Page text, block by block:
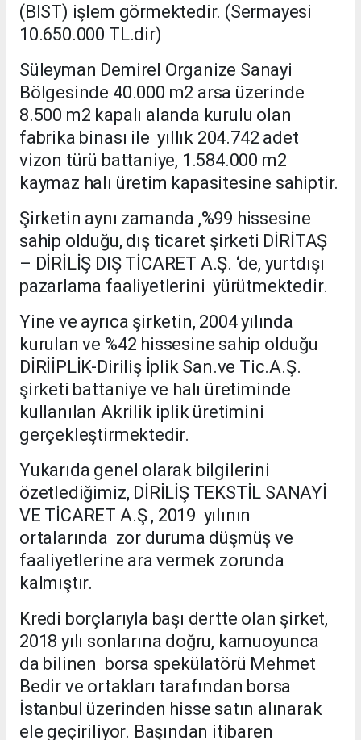
(BIST) işlem görmektedir. (Sermayesi
10.650.000 TL.dir)
Süleyman Demirel Organize Sanayi
Bölgesinde 40.000 m2 arsa üzerinde
8.500 m2 kapalı alanda kurulu olan
fabrika binası ile yıllık 204.742 adet
vizon türü battaniye, 1.584.000 m2
kaymaz halı üretim kapasitesine sahiptir.
Şirketin aynı zamanda ,%99 hissesine
sahip olduğu, dış ticaret şirketi DİRİTAŞ
– DİRİLİŞ DIŞ TİCARET A.Ş. ‘de, yurtdışı
pazarlama faaliyetlerini yürütmektedir.
Yine ve ayrıca şirketin, 2004 yılında
kurulan ve %42 hissesine sahip olduğu
DİRİİPLİK-Diriliş İplik San.ve Tic.A.Ş.
şirketi battaniye ve halı üretiminde
kullanılan Akrilik iplik üretimini
gerçekleştirmektedir.
Yukarıda genel olarak bilgilerini
özetlediğimiz, DİRİLİŞ TEKSTİL SANAYİ
VE TİCARET A.Ş , 2019 yılının
ortalarında zor duruma düşmüş ve
faaliyetlerine ara vermek zorunda
kalmıştır.
Kredi borçlarıyla başı dertte olan şirket,
2018 yılı sonlarına doğru, kamuoyunca
da bilinen borsa spekülatörü Mehmet
Bedir ve ortakları tarafından borsa
İstanbul üzerinden hisse satın alınarak
ele geçiriliyor. Başından itibaren